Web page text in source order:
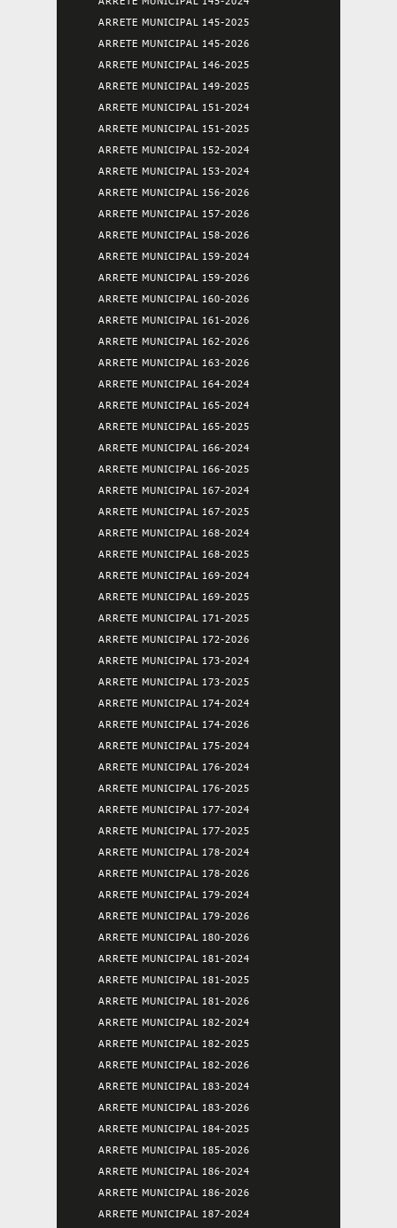
ARRETE MUNICIPAL 145-2025
ARRETE MUNICIPAL 145-2026
ARRETE MUNICIPAL 146-2025
ARRETE MUNICIPAL 149-2025
ARRETE MUNICIPAL 151-2024
ARRETE MUNICIPAL 151-2025
ARRETE MUNICIPAL 152-2024
ARRETE MUNICIPAL 153-2024
ARRETE MUNICIPAL 156-2026
ARRETE MUNICIPAL 157-2026
ARRETE MUNICIPAL 158-2026
ARRETE MUNICIPAL 159-2024
ARRETE MUNICIPAL 159-2026
ARRETE MUNICIPAL 160-2026
ARRETE MUNICIPAL 161-2026
ARRETE MUNICIPAL 162-2026
ARRETE MUNICIPAL 163-2026
ARRETE MUNICIPAL 164-2024
ARRETE MUNICIPAL 165-2024
ARRETE MUNICIPAL 165-2025
ARRETE MUNICIPAL 166-2024
ARRETE MUNICIPAL 166-2025
ARRETE MUNICIPAL 167-2024
ARRETE MUNICIPAL 167-2025
ARRETE MUNICIPAL 168-2024
ARRETE MUNICIPAL 168-2025
ARRETE MUNICIPAL 169-2024
ARRETE MUNICIPAL 169-2025
ARRETE MUNICIPAL 171-2025
ARRETE MUNICIPAL 172-2026
ARRETE MUNICIPAL 173-2024
ARRETE MUNICIPAL 173-2025
ARRETE MUNICIPAL 174-2024
ARRETE MUNICIPAL 174-2026
ARRETE MUNICIPAL 175-2024
ARRETE MUNICIPAL 176-2024
ARRETE MUNICIPAL 176-2025
ARRETE MUNICIPAL 177-2024
ARRETE MUNICIPAL 177-2025
ARRETE MUNICIPAL 178-2024
ARRETE MUNICIPAL 178-2026
ARRETE MUNICIPAL 179-2024
ARRETE MUNICIPAL 179-2026
ARRETE MUNICIPAL 180-2026
ARRETE MUNICIPAL 181-2024
ARRETE MUNICIPAL 181-2025
ARRETE MUNICIPAL 181-2026
ARRETE MUNICIPAL 182-2024
ARRETE MUNICIPAL 182-2025
ARRETE MUNICIPAL 182-2026
ARRETE MUNICIPAL 183-2024
ARRETE MUNICIPAL 183-2026
ARRETE MUNICIPAL 184-2025
ARRETE MUNICIPAL 185-2026
ARRETE MUNICIPAL 186-2024
ARRETE MUNICIPAL 186-2026
ARRETE MUNICIPAL 187-2024